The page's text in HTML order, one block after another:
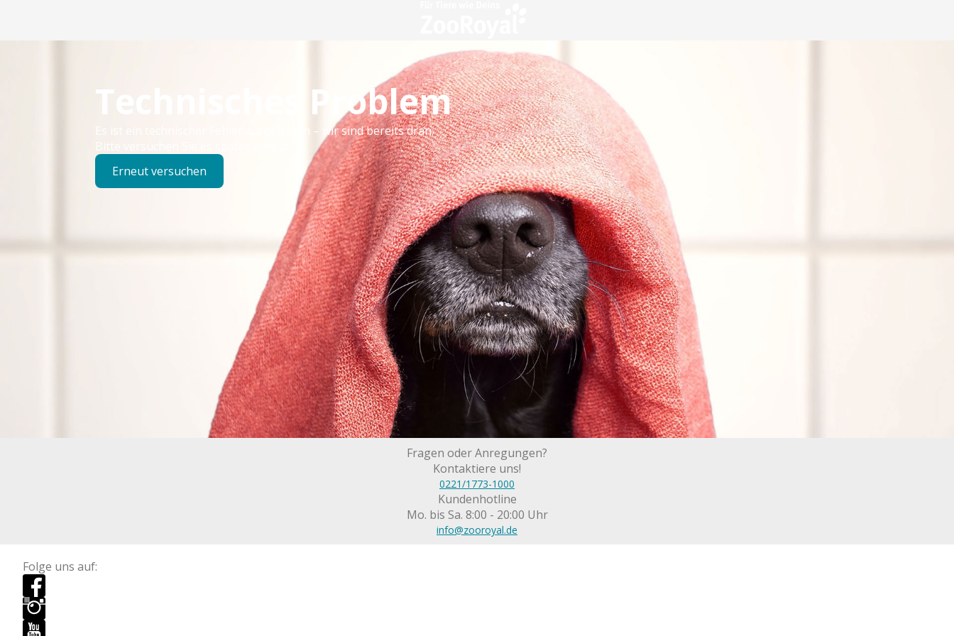
Technisches Problem
Es ist ein technischer Fehler aufgetreten – wir sind bereits dran.
Bitte versuchen Sie es später erneut.
Erneut versuchen
Fragen oder Anregungen?
Kontaktiere uns!
0221/1773-1000
Kundenhotline
Mo. bis Sa. 8:00 - 20:00 Uhr
info@zooroyal.de
Folge uns auf: